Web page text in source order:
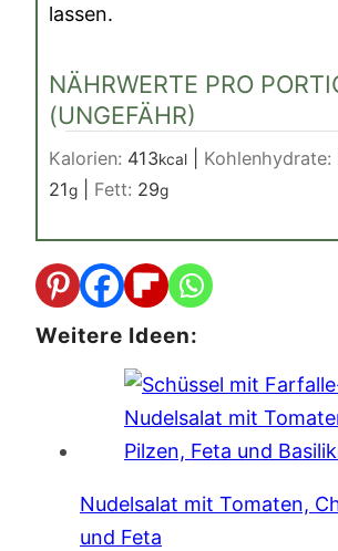
lassen.
NÄHRWERTE PRO
(UNGEFÄHR)
Kalorien: 413kcal Kohlenhydrate:
21g Fett: 29g
Weitere Ideen:
Nudelsalat mit Tomaten,
und Feta